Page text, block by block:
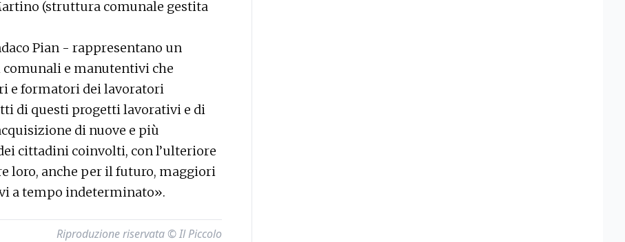
(struttura comunale gestita
Pian - rappresentano un
e manutentivi che
e formatori dei lavoratori
di questi progetti lavorativi e di
di nuove e più
cittadini coinvolti, con l’ulteriore
loro, anche per il futuro, maggiori
a tempo indeterminato».
Riproduzione riservata © Il Piccolo